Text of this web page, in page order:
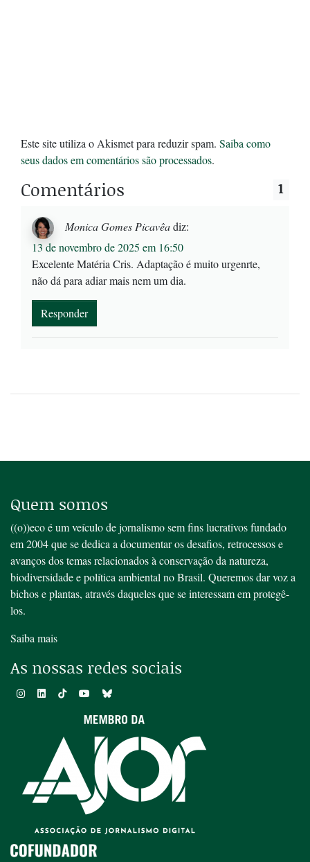
Este site utiliza o Akismet para reduzir spam. Saiba como
seus dados em comentários são processados.
Comentários 1
Monica Gomes Picavêadiz:
13 de novembro de 2025 em 16:50
Excelente Matéria Cris. Adaptação é muito urgenrte,
não dá para adiar mais nem um dia.
Responder
Quem somos
((o))eco é um veículo de jornalismo sem fins lucrativos fundado
em 2004 que se dedica a documentar os desafios, retrocessos e
avanços dos temas relacionados à conservação da natureza,
biodiversidade e política ambiental no Brasil. Queremos dar voz a
bichos e plantas, através daqueles que se interessam em protegê-
los.
Saiba mais
As nossas redes sociais